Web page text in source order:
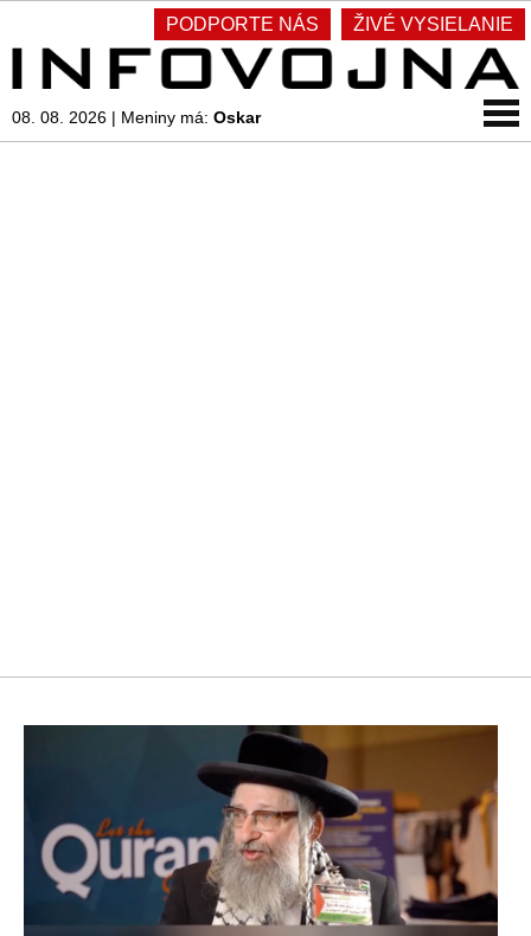
PODPORTE NÁS ŽIVÉ VYSIELANIE
08. 08. 2026 | Meniny má: Oskar